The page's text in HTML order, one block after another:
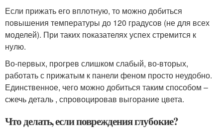
Если прижать его вплотную, то можно добиться
повышения температуры до 120 градусов (не для всех
моделей). При таких показателях успех стремится к
нулю.
Во-первых, прогрев слишком слабый, во-вторых,
работать с прижатым к панели феном просто неудобно.
Единственное, чего можно добиться таким способом –
сжечь деталь , спровоцировав выгорание цвета.
Что делать, если повреждения глубокие?